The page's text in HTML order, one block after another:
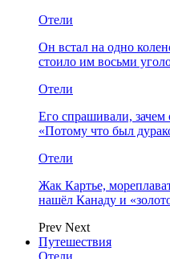
Отели
Он встал на одно
стоило им восьми
Отели
Его спрашивали, зачем
«Потому что был
Отели
Жак Картье,
нашёл Канаду и
Prev Next
Путешествия
Отели